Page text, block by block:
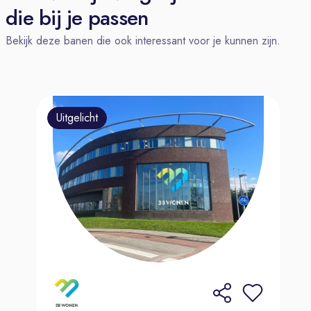
die bij je passen
Bekijk deze banen die ook interessant voor je kunnen zijn.
Uitgelicht